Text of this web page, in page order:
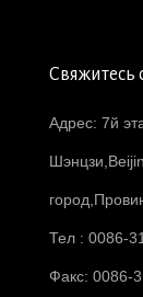
Свяжитесь
Адрес: 7й
Тел : 0086-
Факс: 0086-